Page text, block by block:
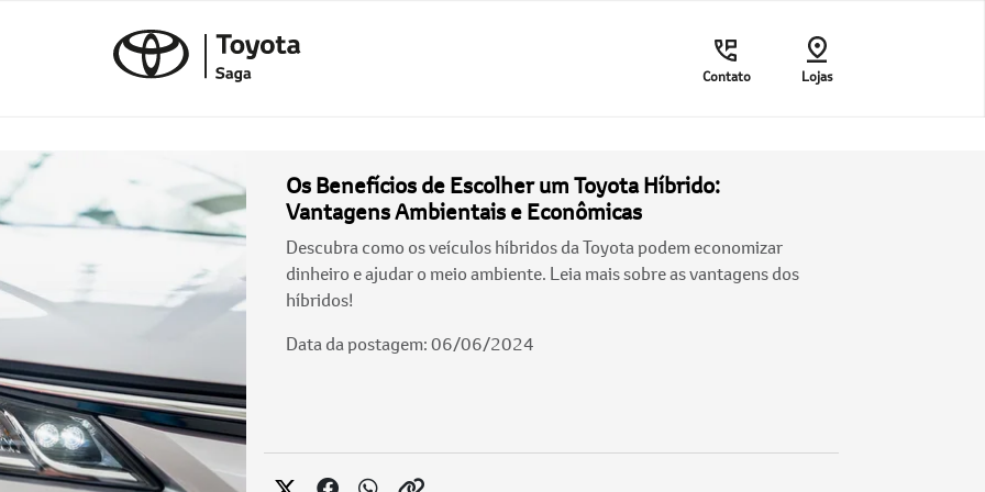
Contato Lojas
Os Benefícios de Escolher um Toyota Híbrido:
Vantagens Ambientais e Econômicas
Descubra como os veículos híbridos da Toyota podem economizar
dinheiro e ajudar o meio ambiente. Leia mais sobre as vantagens dos
híbridos!
Data da postagem: 06/06/2024